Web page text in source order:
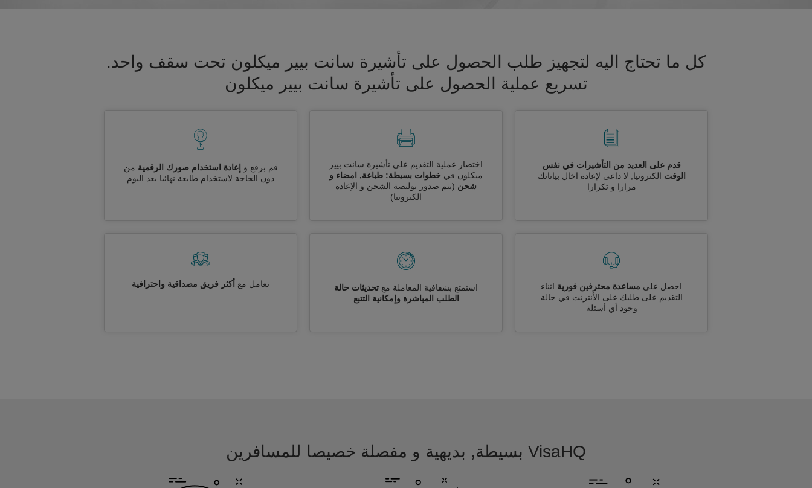
كل ما تحتاج اليه لتجهيز طلب الحصول على تأشيرة سانت بيير ميكلون تحت سقف واحد.
تسريع عملية الحصول على تأشيرة سانت بيير ميكلون
قدم على العديد من التأشيرات في نفس
الوقت الكترونيا, لا داعى لإعادة اخال بياناتك
مرارا و تكرارا
اختصار عملية التقديم على تأشيرة سانت بيير
ميكلون في خطوات بسيطة: طباعة, امضاء و
شحن (يتم صدور بوليصة الشحن و الإعادة
الكترونيا)
قم برفع و إعادة استخدام صورك الرقمية من
دون الحاجة لاستخدام طابعة نهائيا بعد اليوم
احصل على مساعدة محترفين فورية اثناء
التقديم على طلبك على الأنترنت في حالة
وجود أي أسئلة
استمتع بشفافية المعاملة مع تحديثات حالة
الطلب المباشرة وإمكانية التتبع
تعامل مع أكثر فريق مصداقية واحترافية
VisaHQ بسيطة, بديهية و مفصلة خصيصا للمسافرين